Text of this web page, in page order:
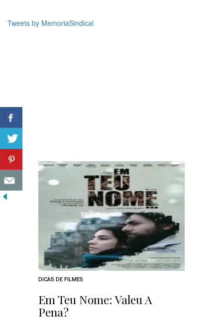
Tweets by MemoriaSindical
DICAS DE FILMES
Em Teu Nome: Valeu A
Pena?